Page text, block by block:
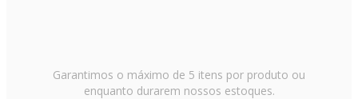
Garantimos o máximo de 5 itens por produto ou
enquanto durarem nossos estoques.